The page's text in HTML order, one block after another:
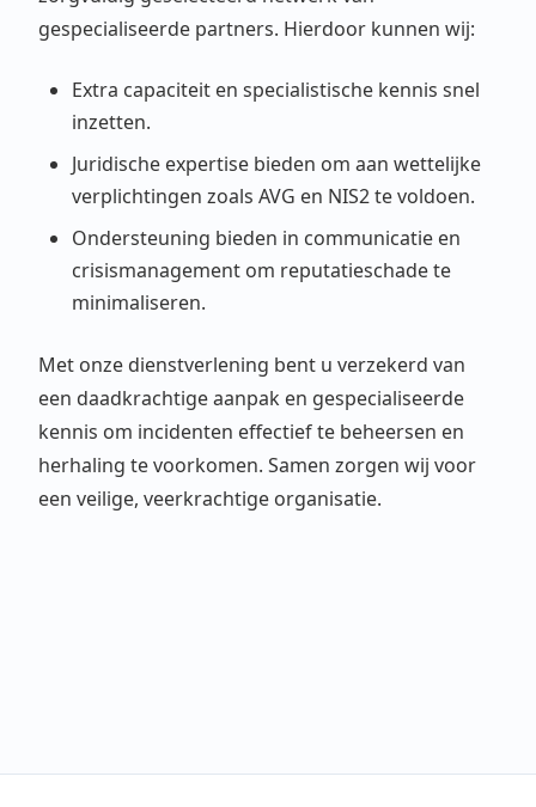
gespecialiseerde partners. Hierdoor kunnen wij:
Extra capaciteit en specialistische kennis snel
inzetten.
Juridische expertise bieden om aan wettelijke
verplichtingen zoals AVG en NIS2 te voldoen.
Ondersteuning bieden in communicatie en
crisismanagement om reputatieschade te
minimaliseren.
Met onze dienstverlening bent u verzekerd van
een daadkrachtige aanpak en gespecialiseerde
kennis om incidenten effectief te beheersen en
herhaling te voorkomen. Samen zorgen wij voor
een veilige, veerkrachtige organisatie.